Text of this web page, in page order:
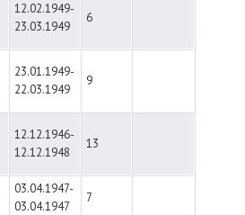
12.02.1949-
23.03.1949
6
23.01.1949-
22.03.1949
9
12.12.1946-
12.12.1948
13
03.04.1947-
03.04.1947
7